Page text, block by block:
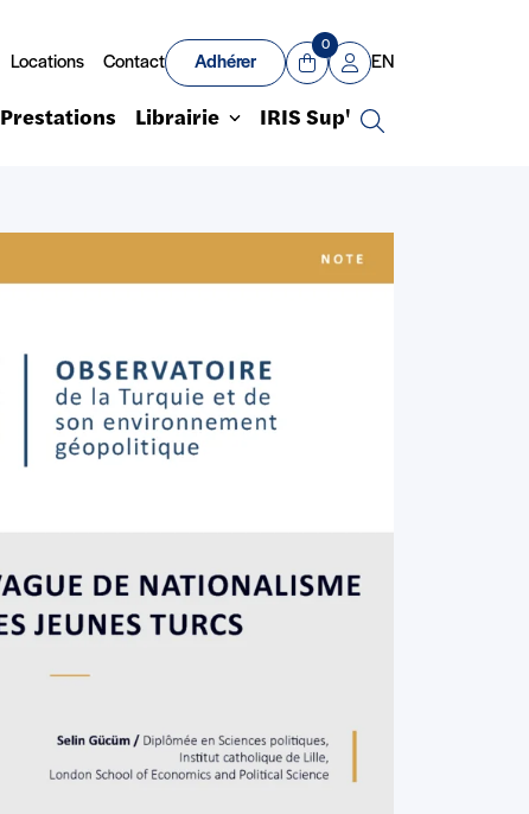
Locations Contact Adhérer
Panier
0
Mon compte
EN
Prestations Librairie IRIS Sup'
Recherche